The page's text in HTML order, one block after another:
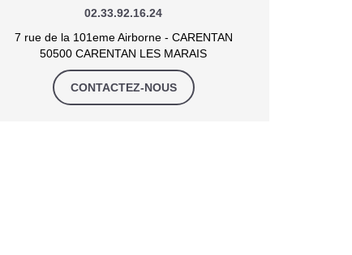
02.33.92.16.24
7 rue de la 101eme Airborne - CARENTAN
50500 CARENTAN LES MARAIS
CONTACTEZ-NOUS